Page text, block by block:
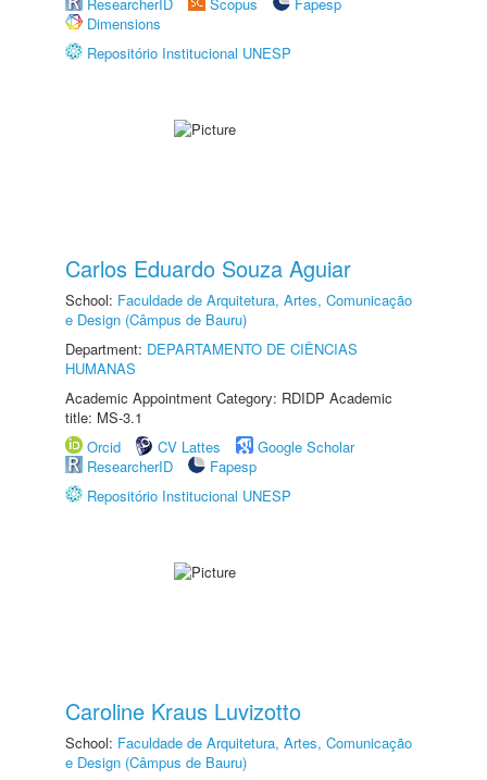
Dimensions
Repositório Institucional UNESP
Carlos Eduardo Souza Aguiar
School: Faculdade de Arquitetura, Artes, Comunicação
e Design (Câmpus de Bauru)
Department: DEPARTAMENTO DE CIÊNCIAS
HUMANAS
Academic Appointment Category: RDIDP Academic
title: MS-3.1
Orcid
CV Lattes
Google Scholar
ResearcherID
Fapesp
Repositório Institucional UNESP
Caroline Kraus Luvizotto
School: Faculdade de Arquitetura, Artes, Comunicação
e Design (Câmpus de Bauru)